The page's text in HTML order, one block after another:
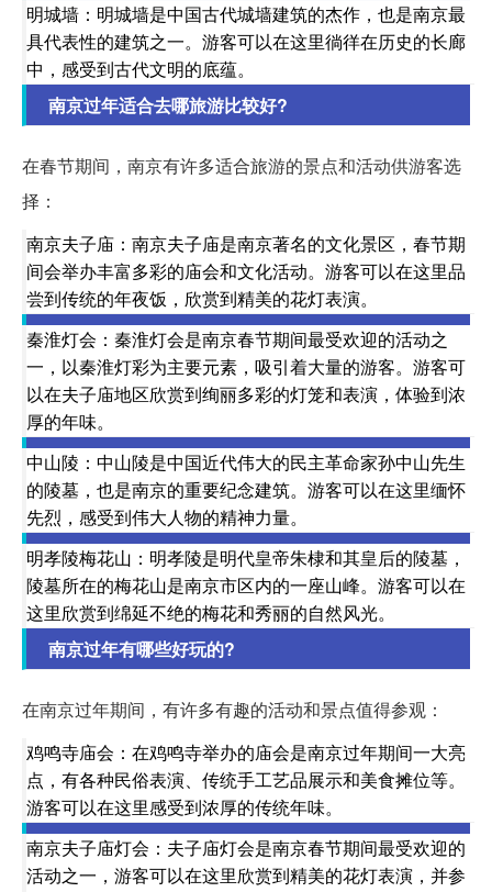
明城墙：明城墙是中国古代城墙建筑的杰作，也是南京最
具代表性的建筑之一。游客可以在这里徜徉在历史的长廊
中，感受到古代文明的底蕴。
南京过年适合去哪旅游比较好?
在春节期间，南京有许多适合旅游的景点和活动供游客选
择：
南京夫子庙：南京夫子庙是南京著名的文化景区，春节期
间会举办丰富多彩的庙会和文化活动。游客可以在这里品
尝到传统的年夜饭，欣赏到精美的花灯表演。
秦淮灯会：秦淮灯会是南京春节期间最受欢迎的活动之
一，以秦淮灯彩为主要元素，吸引着大量的游客。游客可
以在夫子庙地区欣赏到绚丽多彩的灯笼和表演，体验到浓
厚的年味。
中山陵：中山陵是中国近代伟大的民主革命家孙中山先生
的陵墓，也是南京的重要纪念建筑。游客可以在这里缅怀
先烈，感受到伟大人物的精神力量。
明孝陵梅花山：明孝陵是明代皇帝朱棣和其皇后的陵墓，
陵墓所在的梅花山是南京市区内的一座山峰。游客可以在
这里欣赏到绵延不绝的梅花和秀丽的自然风光。
南京过年有哪些好玩的?
在南京过年期间，有许多有趣的活动和景点值得参观：
鸡鸣寺庙会：在鸡鸣寺举办的庙会是南京过年期间一大亮
点，有各种民俗表演、传统手工艺品展示和美食摊位等。
游客可以在这里感受到浓厚的传统年味。
南京夫子庙灯会：夫子庙灯会是南京春节期间最受欢迎的
活动之一，游客可以在这里欣赏到精美的花灯表演，并参